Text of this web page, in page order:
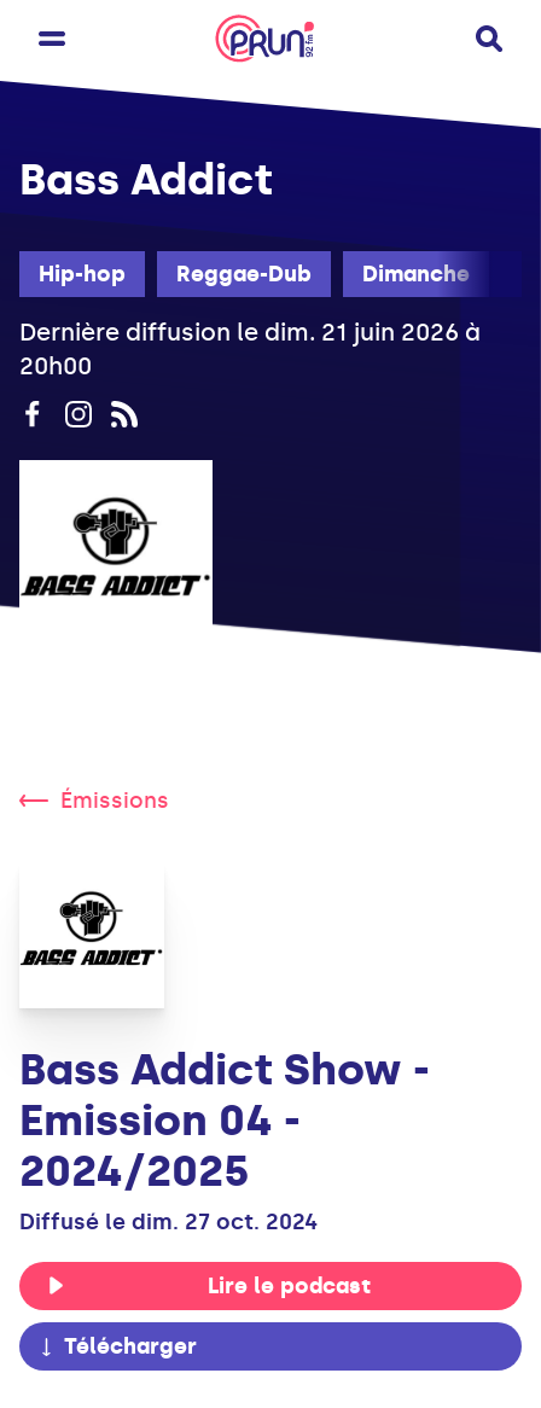
Hip-hop Reggae-Dub Dimanche
Bass Addict
Dernière diffusion le dim. 21 juin 2026 à
20h00
Émissions
Bass Addict Show -
Emission 04 -
2024/2025
Diffusé le dim. 27 oct. 2024
Lire le podcast
Télécharger